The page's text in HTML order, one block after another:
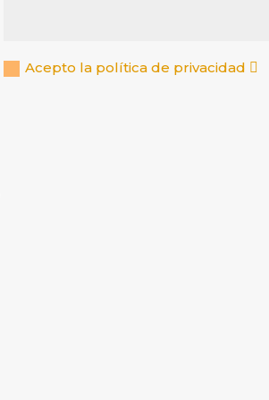
Acepto la política de privacidad